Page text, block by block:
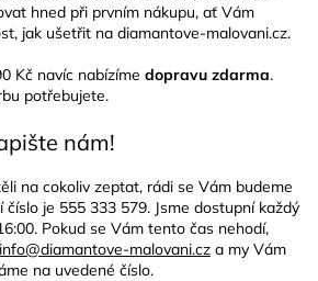
hned při prvním nákupu, ať Vám
jak ušetřit na diamantove-malovani.cz.
Kč navíc nabízíme dopravu zdarma.
potřebujete.
nám!
na cokoliv zeptat, rádi se Vám budeme
je 555 333 579. Jsme dostupní každý
Pokud se Vám tento čas nehodí,
info@diamantove-malovani.cz a my Vám
na uvedené číslo.